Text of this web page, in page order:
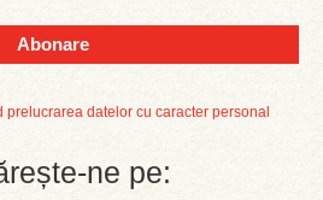
Abonare
prelucrarea datelor cu caracter personal
ne pe: